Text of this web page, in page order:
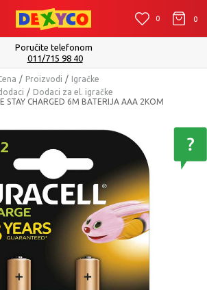
0 0 0
Poručite telefonom
011/715 98 40
Proizvodi
Igračke
Dodaci za el. igračke
STAY CHARGED 6M BATERIJA AAA 2KOM